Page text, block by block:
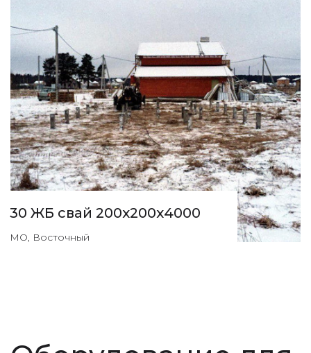
30 ЖБ свай 200х200х4000
МО, Восточный